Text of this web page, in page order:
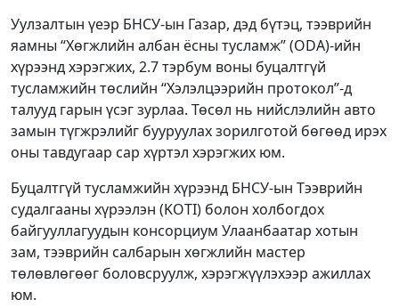
Уулзалтын үеэр БНСУ-ын Газар, дэд бүтэц, тээврийн
яамны “Хөгжлийн албан ёсны тусламж” (ODA)-ийн
хүрээнд хэрэгжих, 2.7 тэрбум воны буцалтгүй
тусламжийн төслийн “Хэлэлцээрийн протокол”-д
талууд гарын үсэг зурлаа. Төсөл нь нийслэлийн авто
замын түгжрэлийг бууруулах зорилготой бөгөөд ирэх
оны тавдугаар сар хүртэл хэрэгжих юм.
Буцалтгүй тусламжийн хүрээнд БНСУ-ын Тээврийн
судалгааны хүрээлэн (KOTI) болон холбогдох
байгууллагуудын консорциум Улаанбаатар хотын
зам, тээврийн салбарын хөгжлийн мастер
төлөвлөгөөг боловсруулж, хэрэгжүүлэхээр ажиллах
юм.